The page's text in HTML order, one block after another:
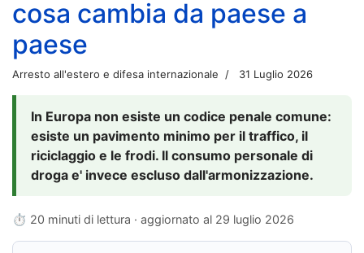
cosa cambia da paese a
paese
Arresto all'estero e difesa internazionale 31 Luglio 2026
In Europa non esiste un codice penale comune:
esiste un pavimento minimo per il traffico, il
riciclaggio e le frodi. Il consumo personale di
droga e' invece escluso dall'armonizzazione.
⏱ 20 minuti di lettura · aggiornato al 29 luglio 2026